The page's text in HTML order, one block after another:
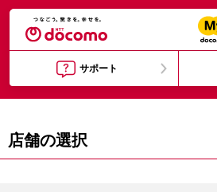
サポート
店舗の選択